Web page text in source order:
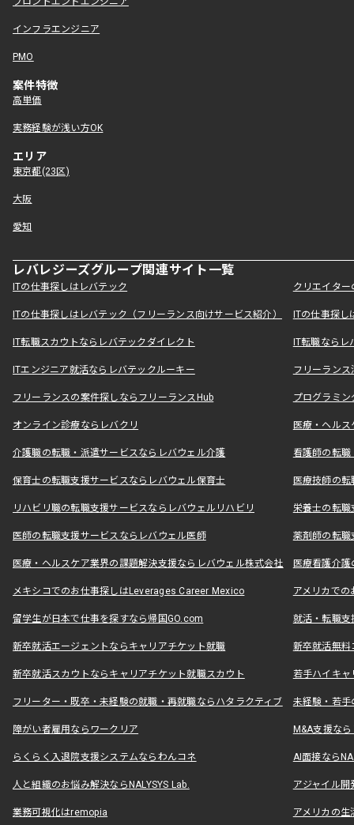
インフラエンジニア
PMO
案件特徴
高単価
実務経験が浅い方OK
エリア
東京都(23区)
大阪
愛知
レバレジーズグループ関連サイト一覧
ITの仕事探しはレバテック クリエイタ
ITの仕事探しはレバテック（フリーランス向けサービス紹介） ITの仕事探
IT転職スカウトならレバテックダイレクト IT転職なら
ITエンジニア就活ならレバテックルーキー フリーラン
フリーランスの案件探しならフリーランスHub プログラミ
オンライン診療ならレバクリ 医療・ヘル
介護職の転職・派遣サービスならレバウェル介護 看護師の転
保育士の転職支援サービスならレバウェル保育士 医療技師の
リハビリ職の転職支援サービスならレバウェルリハビリ 栄養士の転
医師の転職支援サービスならレバウェル医師 薬剤師の転
医療・ヘルスケア業界の課題解決支援ならレバウェル株式会社 医療看護介
メキシコでのお仕事探しはLeverages Career Mexico アメリカで
留学生が日本で仕事を探すなら帰国GO.com 就活・転職
新卒就活エージェントならキャリアチケット就職 新卒就活無料
新卒就活スカウトならキャリアチケット就職スカウト 若手ハイキ
フリーター・既卒・未経験の就職・再就職ならハタラクティブ 未経験・若手
障がい者雇用ならワークリア M&A支援な
らくらく入退院支援システムならわんコネ AI面接なら
人と組織のお悩み解決ならNALYSYS Lab. アジャイル
業務可視化はremopia アメリカの